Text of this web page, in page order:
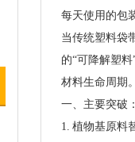
每天使用的包
当传统塑料袋
的“可降解塑
材料生命周期。
一、主要突破
1. 植物基原料